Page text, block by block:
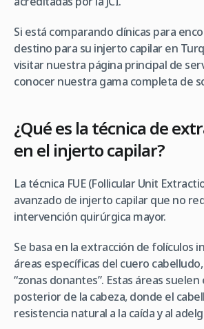
Si está comparando clínicas para
destino para su injerto capilar en
visitar nuestra página principal de
conocer nuestra gama completa de
¿Qué es la técnica de
en el injerto capilar?
La técnica FUE (Follicular Unit
avanzado de injerto capilar que no
intervención quirúrgica mayor.
Se basa en la extracción de folículos
áreas específicas del cuero
“zonas donantes”. Estas áreas
posterior de la cabeza, donde el
resistencia natural a la caída y al